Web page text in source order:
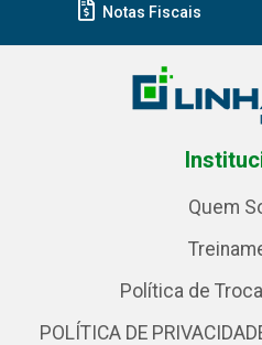
Notas Fiscais
Quem
Política de
POLÍTICA DE